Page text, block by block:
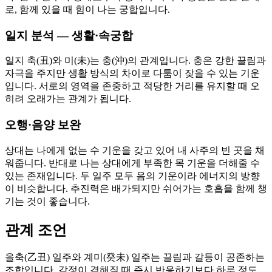
로, 함께 있을 때 힘이 나는 궁합입니다.
일지 분석 — 생활·속궁합
일지 축(丑)와 미(未)는 충(沖)의 관계입니다. 충은 강한 끌림과
자극을 주지만 생활 방식의 차이로 다툼이 잦을 수 있는 기운
입니다. 서로의 영역을 존중하고 적당한 거리를 유지할 때 오
히려 오래가는 관계가 됩니다.
오행·음양 보완
상대는 나에게 없는 수 기운을 갖고 있어 내 사주의 빈 곳을 채
워줍니다. 반대로 나는 상대에게 부족한 목 기운을 더해줄 수
있는 존재입니다. 두 일주 모두 음의 기운이라 에너지의 방향
이 비슷합니다. 추진력은 배가되지만 쉬어가는 호흡을 함께 챙
기는 것이 좋습니다.
관계 조언
을축(乙丑) 일주와 계미(癸未) 일주는 끌림과 갈등이 공존하는